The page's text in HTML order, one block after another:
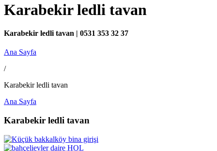
Karabekir ledli tavan
Karabekir ledli tavan | 0531 353 32 37
Ana Sayfa
/
Karabekir ledli tavan
Ana Sayfa
Karabekir ledli tavan